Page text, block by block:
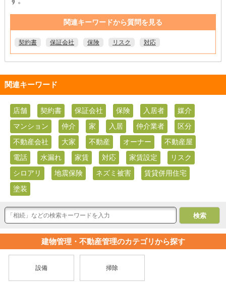
関連キーワードから質問を見る
契約書 保証会社 保険 リスク 対応
関連キーワード
店舗 契約書 保証会社 保険 入居者
媒介
マンション
仲介 家 入居 仲介業者
区分
不動産会社
大家 不動産 オーナー
不動産屋
電話
水漏れ 家賃 対応 家賃設定
リスク
シロアリ
地震保険 ネズミ被害
賃貸併用住宅
塗装
建物管理・不動産管理のカテゴリから探す
設備 掃除